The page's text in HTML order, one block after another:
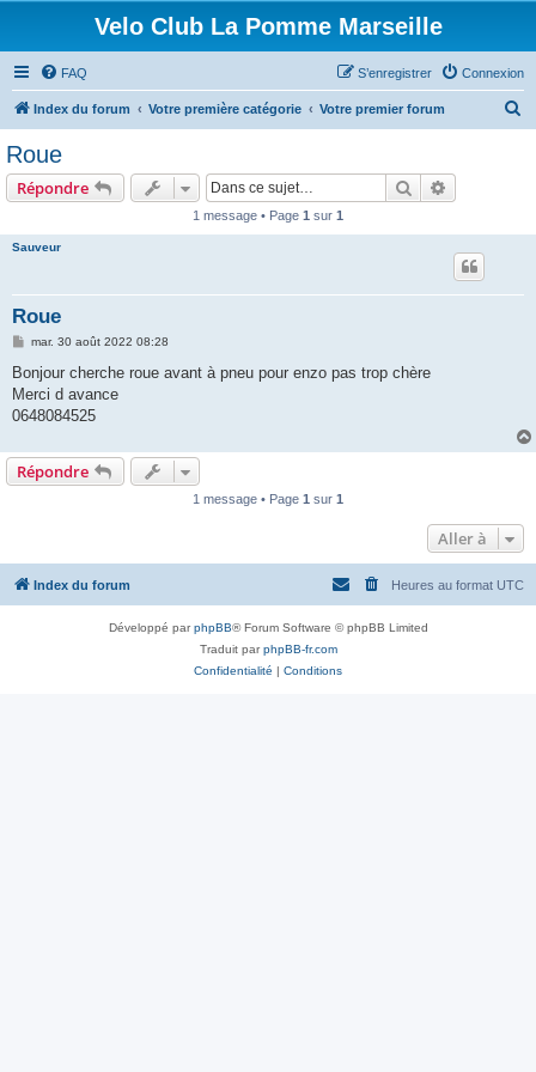
Velo Club La Pomme Marseille
FAQ Connexion
S’enregistrer
Index du forum Votre première catégorie Votre premier forum
Roue
Répondre Rechercher
1 message • Page 1 sur 1
Sauveur
Roue
M
s
a
g
mar. 30 août 2022 08:28
Bonjour cherche roue avant à pneu pour enzo pas trop chère
Merci d avance
0648084525
Répondre
1 message • Page 1 sur 1
Aller à
Index du forum Heures au format UTC
Développé parphpBB® Forum Software © phpBB Limited
Traduit parphpBB-fr.com
Confidentialité | Conditions